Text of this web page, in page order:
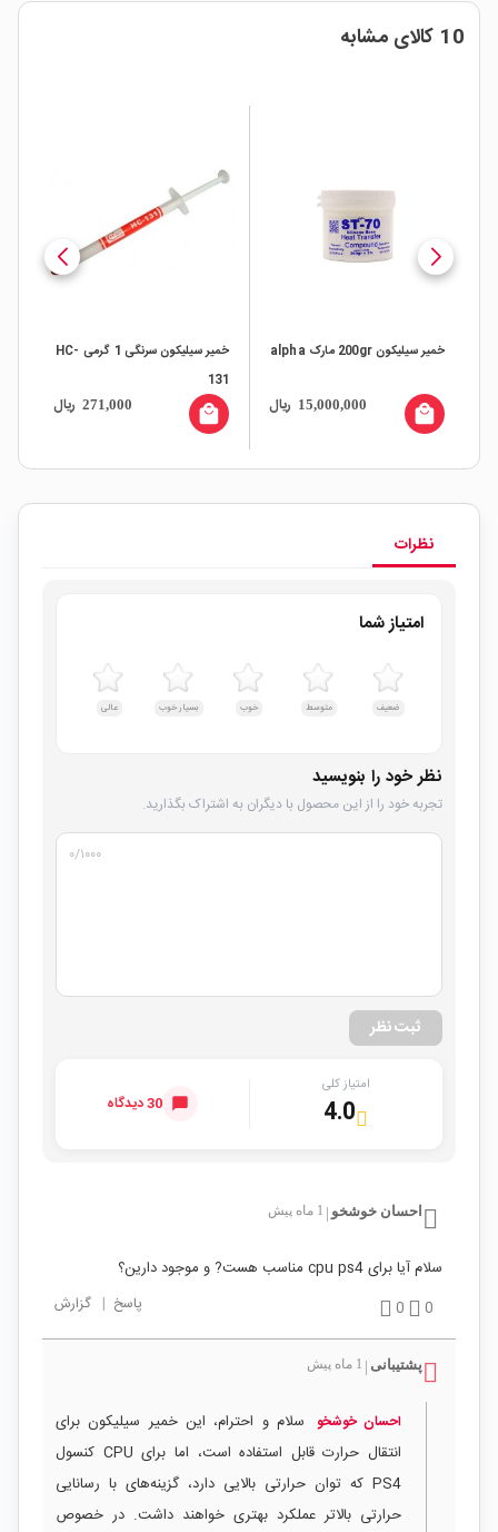
10 کالای مشابه
خمیر سیلیکون 200gr مارک alpha
15,000,000 ریال local_mall
خمیر سیلیکون سرنگی 1 گرمی HC-
131
271,000 ریال local_mall
نظرات
امتیاز شما
ضعیف متوسط خوب بسیار خوب عالی
نظر خود را بنویسید
تجربه خود را از این محصول با دیگران به اشتراک بگذارید.
۰/۱۰۰۰
ثبت نظر
امتیاز کلی
4.0 30 دیدگاه
احسان خوشخو 1 ماه پیش
سلام آیا برای cpu ps4 مناسب هست? و موجود دارین؟
0
0 پاسخ | گزارش
پشتیبانی 1 ماه پیش
احسان خوشخو
سلام و احترام، این خمیر سیلیکون برای
انتقال حرارت قابل استفاده است، اما برای CPU کنسول
PS4 که توان حرارتی بالایی دارد، گزینه‌های با رسانایی
حرارتی بالاتر عملکرد بهتری خواهند داشت. در خصوص